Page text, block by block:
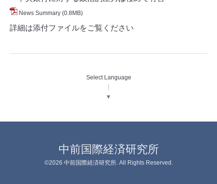
News Summary (0.8MB)
詳細は添付ファイルをご覧ください
Select Language
▼
中前国際経済研究所
©2026 中前国際経済研究所. All Rights Reserved.